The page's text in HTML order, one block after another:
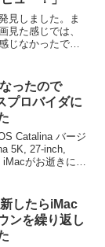
見しました。ま
見た感じでは、
じなかったで
でしょうか。飛
...
ったので
プロバイダに
Catalina バージ
5K, 27-inch,
がお逝きにな
したらiMac
ンを繰り返し